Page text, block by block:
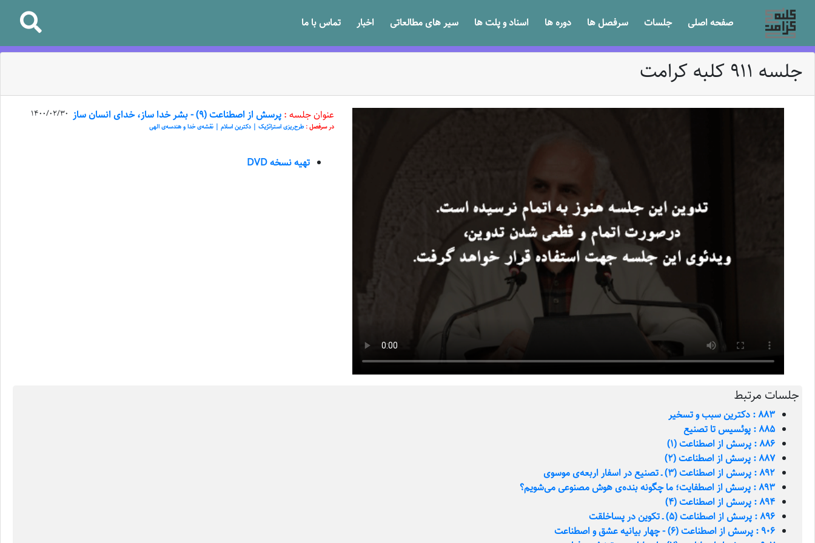
صفحه اصلی جلسات سرفصل ها دوره ها اسناد و پلت ها سیر های مطالعاتی اخبار تماس با ما
جلسه 911 کلبه کرامت
1400/02/30 عنوان جلسه : پرسش از اصطناعت (۹) - بشر خدا ساز، خدای انسان ساز
در سرفصل :طرح‌ریزی استراتژیک | دکترین اسلام | نقشه‌ی خدا و هندسه‌ی الهی
تهیه نسخه DVD
جلسات مرتبط
883 : دکترین سبب و تسخیر
885 : پوئسیس تا تصنیع
886 : پرسش از اصطناعت (1)
887 : پرسش از اصطناعت (2)
892 : پرسش از اصطناعت (3) ـ تصنیع در اسفار اربعه‌ی موسوی
893 : پرسش از اصطفایت؛ ما چگونه بنده‌ی هوش مصنوعی می‌شویم؟
894 : پرسش از اصطناعت (4)
896 : پرسش از اصطناعت (5) ـ تکوین در پساخلقت
906 : پرسش از اصطناعت (6) - چهار بيانيه عشق و اصطناعت